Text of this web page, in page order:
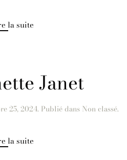
la suite
Janet
25, 2024. Publié dans Non classé.
la suite